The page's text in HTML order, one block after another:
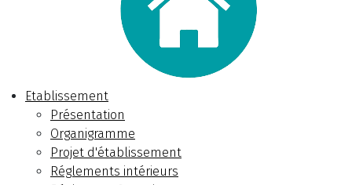
Etablissement
Présentation
Organigramme
Projet d'établissement
Réglements intérieurs